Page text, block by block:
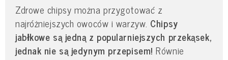
Zdrowe chipsy można przygotować z
najróżniejszych owoców i warzyw. Chipsy
jabłkowe są jedną z popularniejszych przekąsek,
jednak nie są jedynym przepisem!Równie